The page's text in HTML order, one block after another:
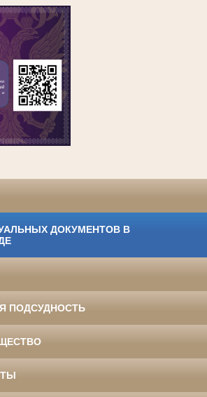
ДОКУМЕНТОВ В
ПОДСУДНОСТЬ